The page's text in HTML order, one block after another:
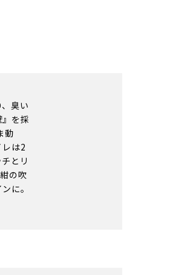
臭い
を採
動
は2
とリ
の吹
に。